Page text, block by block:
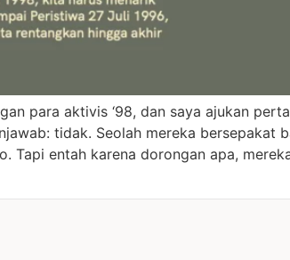
para aktivis ‘98, dan saya ajukan
tidak. Seolah mereka
Tapi entah karena dorongan apa,